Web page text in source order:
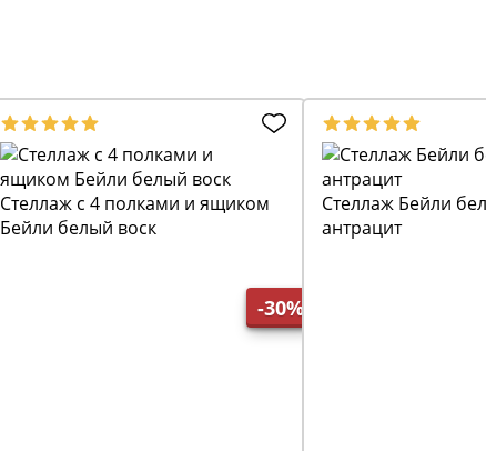
-30%
Стеллаж с 4 полками и ящиком
Бейли белый воск
Стеллаж Бейли
антрацит